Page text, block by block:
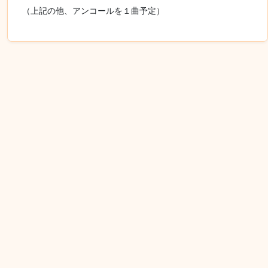
（上記の他、アンコールを１曲予定）